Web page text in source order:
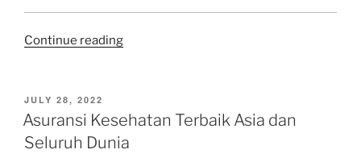
Continue reading“MDRT
dan
Komitmen”
POSTED
ON
JULY 28, 2022
Asuransi Kesehatan Terbaik Asia dan
Seluruh Dunia